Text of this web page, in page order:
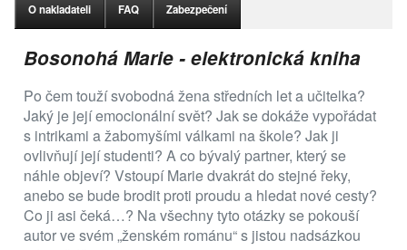
O nakladateli FAQ Zabezpečení
Bosonohá Marie - elektronická kniha
Po čem touží svobodná žena středních let a učitelka?
Jaký je její emocionální svět? Jak se dokáže vypořádat
s intrikami a žabomyšími válkami na škole? Jak ji
ovlivňují její studenti? A co bývalý partner, který se
náhle objeví? Vstoupí Marie dvakrát do stejné řeky,
anebo se bude brodit proti proudu a hledat nové cesty?
Co ji asi čeká…? Na všechny tyto otázky se pokouší
autor ve svém „ženském románu“ s jistou nadsázkou